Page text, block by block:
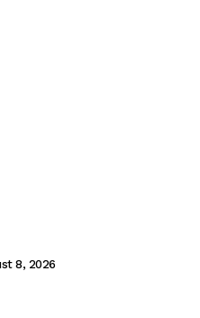
8, 2026